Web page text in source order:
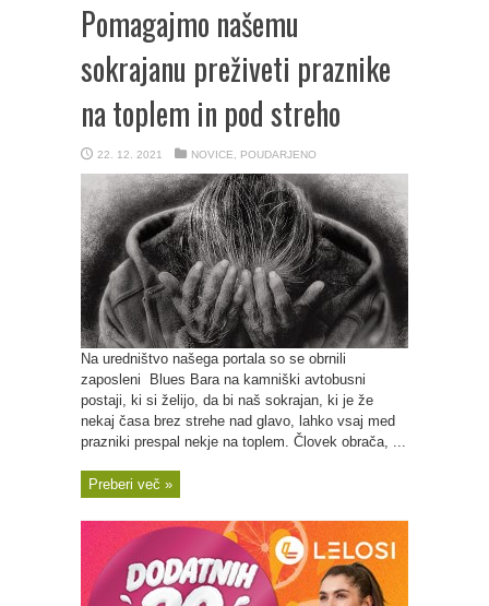
Pomagajmo našemu
sokrajanu preživeti praznike
na toplem in pod streho
22. 12. 2021 NOVICE POUDARJENO
Na uredništvo našega portala so se obrnili
zaposleni Blues Bara na kamniški avtobusni
postaji, ki si želijo, da bi naš sokrajan, ki je že
nekaj časa brez strehe nad glavo, lahko vsaj med
prazniki prespal nekje na toplem. Človek obrača, ...
Preberi več »